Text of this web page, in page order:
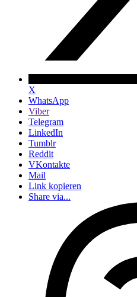
X
WhatsApp
Viber
Telegram
LinkedIn
Tumblr
Reddit
VKontakte
Mail
Link kopieren
Share via...